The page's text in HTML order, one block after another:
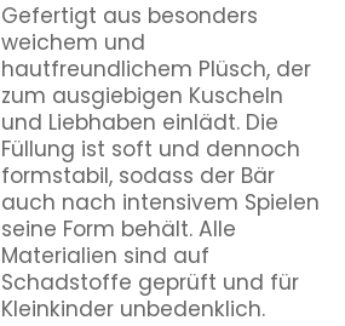
Gefertigt aus besonders
weichem und
hautfreundlichem Plüsch, der
zum ausgiebigen Kuscheln
und Liebhaben einlädt. Die
Füllung ist soft und dennoch
formstabil, sodass der Bär
auch nach intensivem Spielen
seine Form behält. Alle
Materialien sind auf
Schadstoffe geprüft und für
Kleinkinder unbedenklich.